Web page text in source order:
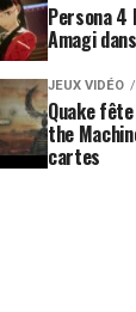
Persona 4
Amagi
JEUX VIDÉO
Quake
the
cartes